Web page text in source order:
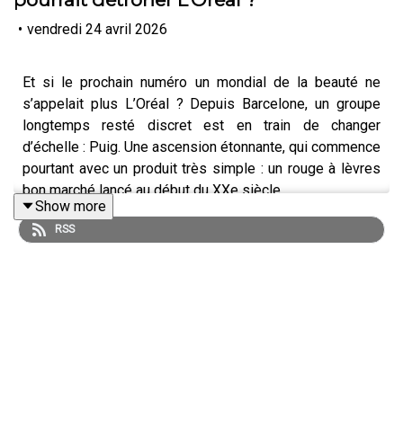
• vendredi 24 avril 2026
Et si le prochain numéro un mondial de la beauté ne
s’appelait plus L’Oréal ? Depuis Barcelone, un groupe
longtemps resté discret est en train de changer
d’échelle : Puig. Une ascension étonnante, qui commence
pourtant avec un produit très simple : un rouge à lèvres
bon marché lancé au début du XXe siècle.
Fondée en 1914, l’entreprise familiale Puig a longtemps
avancé à contre-courant des géants du secteur. Là où
Show more
RSS